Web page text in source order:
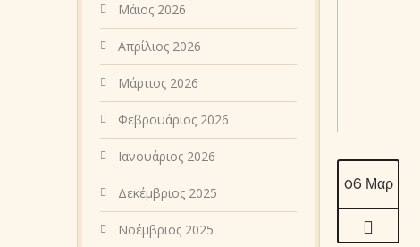
06 Μαρ
Μάιος 2026
Απρίλιος 2026
Μάρτιος 2026
Φεβρουάριος 2026
Ιανουάριος 2026
Δεκέμβριος 2025
Νοέμβριος 2025